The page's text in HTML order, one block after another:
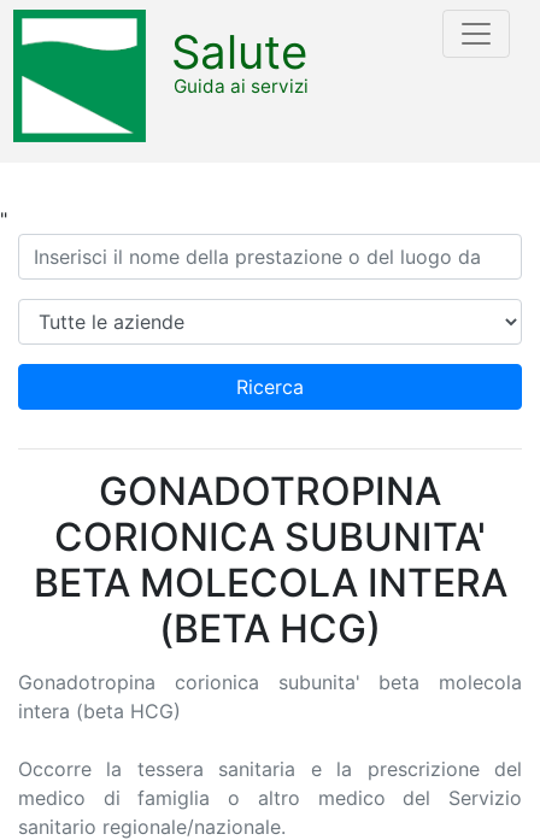
"
Salute
Guida ai servizi
Ricerca
Azienda
Ricerca
GONADOTROPINA
CORIONICA SUBUNITA'
BETA MOLECOLA INTERA
(BETA HCG)
Gonadotropina corionica subunita' beta molecola
intera (beta HCG)
Occorre la tessera sanitaria e la prescrizione del
medico di famiglia o altro medico del Servizio
sanitario regionale/nazionale.